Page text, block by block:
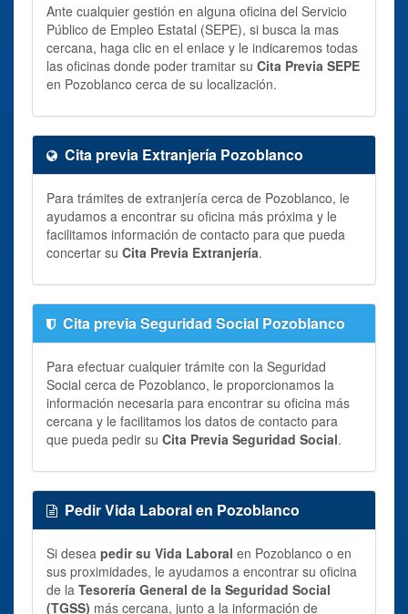
Ante cualquier gestión en alguna oficina del Servicio
Público de Empleo Estatal (SEPE), si busca la mas
cercana, haga clic en el enlace y le indicaremos todas
las oficinas donde poder tramitar su Cita Previa SEPE
en Pozoblanco cerca de su localización.
Cita previa Extranjería Pozoblanco
Para trámites de extranjería cerca de Pozoblanco, le
ayudamos a encontrar su oficina más próxima y le
facilitamos información de contacto para que pueda
concertar su Cita Previa Extranjería.
Cita previa Seguridad Social Pozoblanco
Para efectuar cualquier trámite con la Seguridad
Social cerca de Pozoblanco, le proporcionamos la
información necesaria para encontrar su oficina más
cercana y le facilitamos los datos de contacto para
que pueda pedir su Cita Previa Seguridad Social.
Pedir Vida Laboral en Pozoblanco
Si desea pedir su Vida Laboral en Pozoblanco o en
sus proximidades, le ayudamos a encontrar su oficina
de la Tesorería General de la Seguridad Social
(TGSS) más cercana, junto a la información de